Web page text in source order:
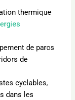
thermique
de parcs
de
cyclables,
dans les